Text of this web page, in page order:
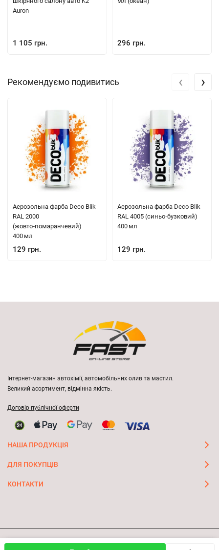
Auron
1 105 грн. 296 грн.
Рекомендуємо подивитись
Аерозольна фарба Deco Blik
RAL 2000
(жовто‑помаранчевий)
400 мл
129 грн.
Аерозольна фарба Deco Blik
RAL 4005 (синьо‑бузковий)
400 мл
129 грн.
‹ ›
Інтернет-магазин автохімії, автомобільних олив та мастил.
Великий асортимент, відмінна якість.
Договір публічної оферти
НАША ПРОДУКЦІЯ
ДЛЯ ПОКУПЦІВ
КОНТАКТИ